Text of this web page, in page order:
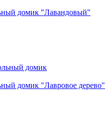
домик "Лавандовый"
домик "Лавровое дерево"